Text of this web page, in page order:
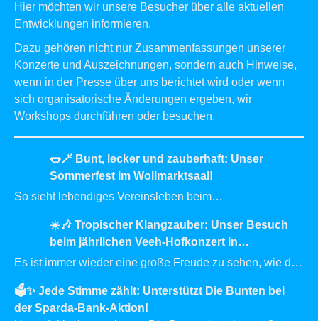
Hier möchten wir unsere Besucher über alle aktuellen
Entwicklungen informieren.
Dazu gehören nicht nur Zusammenfassungen unserer
Konzerte und Auszeichnungen, sondern auch Hinweise,
wenn in der Presse über uns berichtet wird oder wenn
sich organisatorische Änderungen ergeben, wir
Workshops durchführen oder besuchen.
🌭🪄 Bunt, lecker und zauberhaft: Unser
Sommerfest im Wollmarktsaal!
So sieht lebendiges Vereinsleben beim
unserem Konzert in Krumbach stand das nächste…
☀️🎶 Tropischer Klangzauber: Unser Besuch
beim jährlichen Veeh-Hofkonzert in
Gülchsheim
Es ist immer wieder eine große Freude zu sehen, wie die
Firma Veeh…
🗳️✨ Jede Stimme zählt: Unterstützt Die Bunten bei
der Sparda-Bank-Aktion!